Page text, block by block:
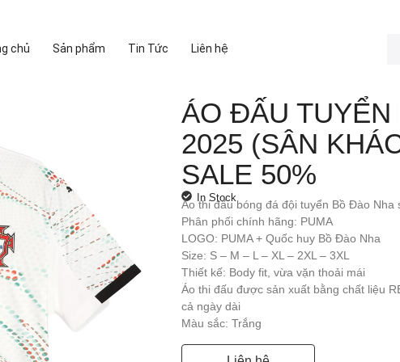
chủ Sản phẩm Tin Tức Liên hệ
ÁO ĐẤU
2025 (SÂN
SALE 50%
In Stock
Áo thi đấu bóng đá đội tuyển Bồ Đào Nha
Phân phối chính hãng: PUMA
LOGO: PUMA + Quốc huy Bồ Đào Nha
Size: S – M – L – XL – 2XL – 3XL
Thiết kế: Body fit, vừa vặn thoải mái
Áo thi đấu được sản xuất bằng chất liệu
cả ngày dài
Màu sắc: Trắng